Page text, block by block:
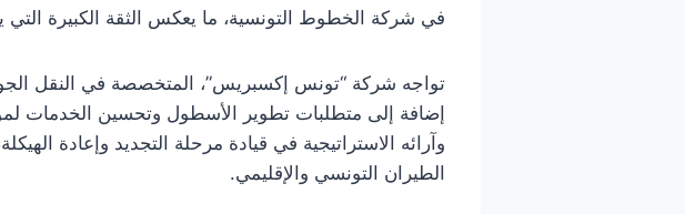
في شركة الخطوط التونسية، ما يعكس الثقة الكبيرة
تواجه شركة “تونس إكسبريس”، المتخصصة في النقل
إضافة إلى متطلبات تطوير الأسطول وتحسين الخدمات
وآرائه الاستراتيجية في قيادة مرحلة التجديد وإعادة
الطيران التونسي والإقليمي.